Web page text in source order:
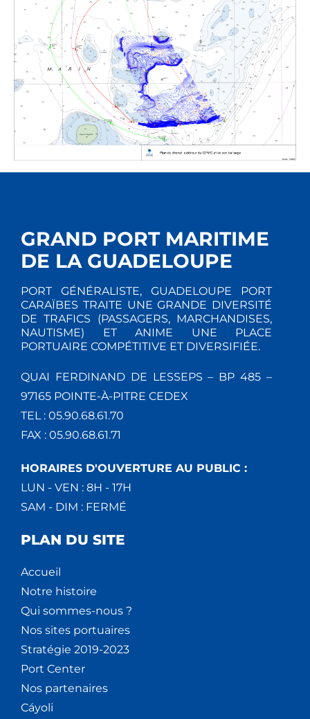
GRAND PORT MARITIME
DE LA GUADELOUPE
PORT GÉNÉRALISTE, GUADELOUPE PORT
CARAÏBES TRAITE UNE GRANDE DIVERSITÉ
DE TRAFICS (PASSAGERS, MARCHANDISES,
NAUTISME) ET ANIME UNE PLACE
PORTUAIRE COMPÉTITIVE ET DIVERSIFIÉE.
QUAI FERDINAND DE LESSEPS – BP 485 –
97165 POINTE-À-PITRE CEDEX
TEL : 05.90.68.61.70
FAX : 05.90.68.61.71
HORAIRES D'OUVERTURE AU PUBLIC :
LUN - VEN : 8H - 17H
SAM - DIM : FERMÉ
PLAN DU SITE
Accueil
Notre histoire
Qui sommes-nous ?
Nos sites portuaires
Stratégie 2019-2023
Port Center
Nos partenaires
Cáyoli